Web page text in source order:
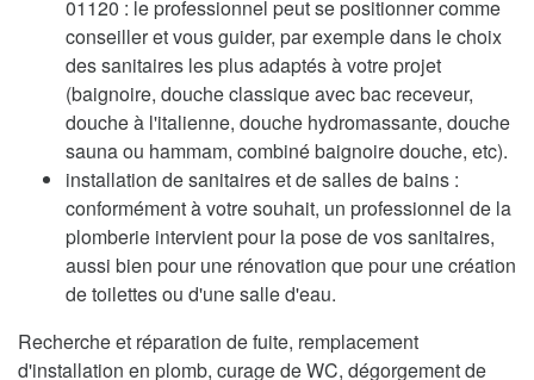
01120 : le professionnel peut se positionner comme
conseiller et vous guider, par exemple dans le choix
des sanitaires les plus adaptés à votre projet
(baignoire, douche classique avec bac receveur,
douche à l'italienne, douche hydromassante, douche
sauna ou hammam, combiné baignoire douche, etc).
installation de sanitaires et de salles de bains :
conformément à votre souhait, un professionnel de la
plomberie intervient pour la pose de vos sanitaires,
aussi bien pour une rénovation que pour une création
de toilettes ou d'une salle d'eau.
Recherche et réparation de fuite, remplacement
d'installation en plomb, curage de WC, dégorgement de